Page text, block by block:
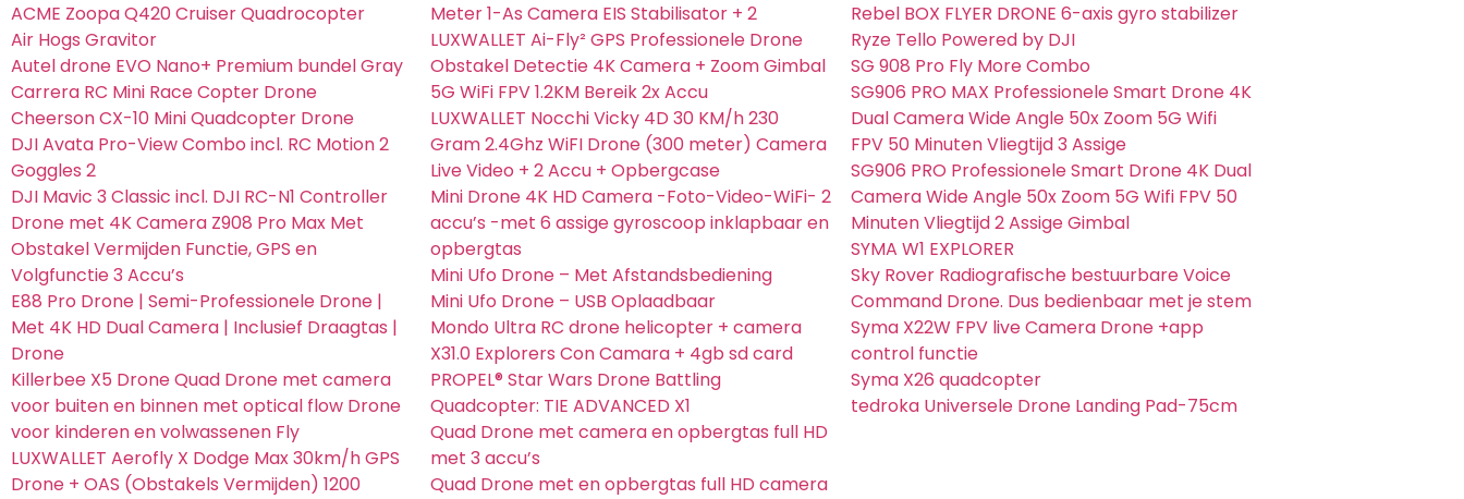
ACME Zoopa Q420 Cruiser Quadrocopter
Air Hogs Gravitor
Autel drone EVO Nano+ Premium bundel Gray
Carrera RC Mini Race Copter Drone
Cheerson CX-10 Mini Quadcopter Drone
DJI Avata Pro-View Combo incl. RC Motion 2
Goggles 2
DJI Mavic 3 Classic incl. DJI RC-N1 Controller
Drone met 4K Camera Z908 Pro Max Met
Obstakel Vermijden Functie, GPS en
Volgfunctie 3 Accu’s
E88 Pro Drone | Semi-Professionele Drone |
Met 4K HD Dual Camera | Inclusief Draagtas |
Drone
Killerbee X5 Drone Quad Drone met camera
voor buiten en binnen met optical flow Drone
voor kinderen en volwassenen Fly
LUXWALLET Aerofly X Dodge Max 30km/h GPS
Drone + OAS (Obstakels Vermijden) 1200
Meter 1-As Camera EIS Stabilisator + 2
LUXWALLET Ai-Fly² GPS Professionele Drone
Obstakel Detectie 4K Camera + Zoom Gimbal
5G WiFi FPV 1.2KM Bereik 2x Accu
LUXWALLET Nocchi Vicky 4D 30 KM/h 230
Gram 2.4Ghz WiFI Drone (300 meter) Camera
Live Video + 2 Accu + Opbergcase
Mini Drone 4K HD Camera -Foto-Video-WiFi- 2
accu’s -met 6 assige gyroscoop inklapbaar en
opbergtas
Mini Ufo Drone – Met Afstandsbediening
Mini Ufo Drone – USB Oplaadbaar
Mondo Ultra RC drone helicopter + camera
X31.0 Explorers Con Camara + 4gb sd card
PROPEL® Star Wars Drone Battling
Quadcopter: TIE ADVANCED X1
Quad Drone met camera en opbergtas full HD
met 3 accu’s
Quad Drone met en opbergtas full HD camera
Rebel BOX FLYER DRONE 6-axis gyro stabilizer
Ryze Tello Powered by DJI
SG 908 Pro Fly More Combo
SG906 PRO MAX Professionele Smart Drone 4K
Dual Camera Wide Angle 50x Zoom 5G Wifi
FPV 50 Minuten Vliegtijd 3 Assige
SG906 PRO Professionele Smart Drone 4K Dual
Camera Wide Angle 50x Zoom 5G Wifi FPV 50
Minuten Vliegtijd 2 Assige Gimbal
SYMA W1 EXPLORER
Sky Rover Radiografische bestuurbare Voice
Command Drone. Dus bedienbaar met je stem
Syma X22W FPV live Camera Drone +app
control functie
Syma X26 quadcopter
tedroka Universele Drone Landing Pad-75cm